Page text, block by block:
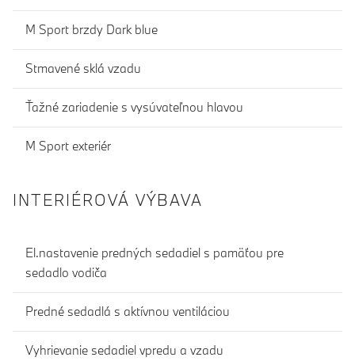
M Sport brzdy Dark blue
Stmavené sklá vzadu
Ťažné zariadenie s vysúvateľnou hlavou
M Sport exteriér
INTERIÉROVÁ VÝBAVA
El.nastavenie predných sedadiel s pamäťou pre
sedadlo vodiča
Predné sedadlá s aktívnou ventiláciou
Vyhrievanie sedadiel vpredu a vzadu